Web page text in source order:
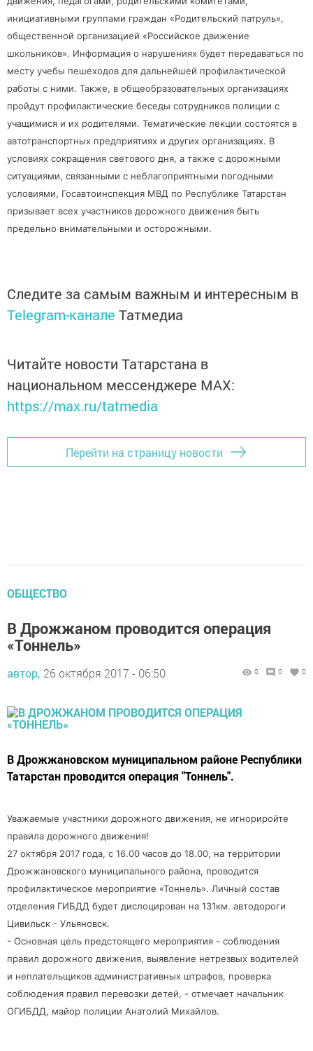
инициативными группами граждан «Родительский патруль»,
общественной организацией «Российское движение
школьников». Информация о нарушениях будет передаваться по
месту учебы пешеходов для дальнейшей профилактической
работы с ними. Также, в общеобразовательных организациях
пройдут профилактические беседы сотрудников полиции с
учащимися и их родителями. Тематические лекции состоятся в
автотранспортных предприятиях и других организациях. В
условиях сокращения светового дня, а также с дорожными
ситуациями, связанными с неблагоприятными погодными
условиями, Госавтоинспекция МВД по Республике Татарстан
призывает всех участников дорожного движения быть
предельно внимательными и осторожными.
Следите за самым важным и интересным в
Telegram-канале Татмедиа
Читайте новости Татарстана в
национальном мессенджере MАХ:
https://max.ru/tatmedia
Перейти на страницу новости
ОБЩЕСТВО
В Дрожжаном проводится операция
«Тоннель»
автор, 26 октября 2017 - 06:50 0 0 0
В Дрожжановском муниципальном районе Республики
Татарстан проводится операция "Тоннель".
Уважаемые участники дорожного движения, не игнориройте
правила дорожного движения!
27 октября 2017 года, с 16.00 часов до 18.00, на территории
Дрожжановского муниципального района, проводится
профилактическое мероприятие «Тоннель». Личный состав
отделения ГИБДД будет дислоцирован на 131км. автодороги
Цивильск - Ульяновск.
- Основная цель предстоящего мероприятия - соблюдения
правил дорожного движения, выявление нетрезвых водителей
и неплательщиков административных штрафов, проверка
соблюдения правил перевозки детей, - отмечает начальник
ОГИБДД, майор полиции Анатолий Михайлов.